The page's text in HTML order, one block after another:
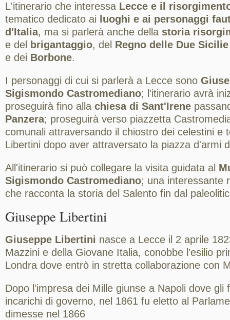
L'itinerario che interessa Lecce e il
tematico dedicato ai
luoghi e ai personaggi
d'Italia, ma si parlerà anche della storia
e del
brigantaggio, del Regno delle Due
e dei Borbone.
I personaggi di cui si parlerà a Lecce sono
Sigismondo Castromediano; l'itinerario avrà
proseguirà fino alla chiesa di Sant'Irene
Panzera; proseguirà verso piazzetta
comunali attraversando il chiostro dei celestini e
Libertini dopo aver attraversato la piazza d'armi
All'itinerario si può collegare la visita guidata al
Sigismondo Castromediano; una interessante
che racconta la storia del Salento fin dal
Giuseppe Libertini
Giuseppe Libertini nasce a Lecce il 2 aprile
Mazzini e della Giovane Italia, conobbe l'esilio
Londra dove entrò in stretta collaborazione con
Dopo l'impresa dei Mille giunse a Napoli dove gli
incarichi di governo, nel 1861 fu eletto al
dimesse nel 1866